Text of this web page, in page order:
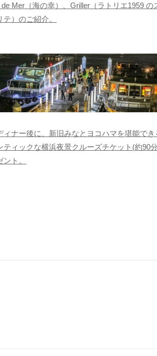
de Mer（海の幸）、Griller（ラトリエ1959 の
テ）のご紹介。
ィナー後に、新旧みなとヨコハマを堪能でき
ティックな横浜夜景クルーズチケット(約90
ト。